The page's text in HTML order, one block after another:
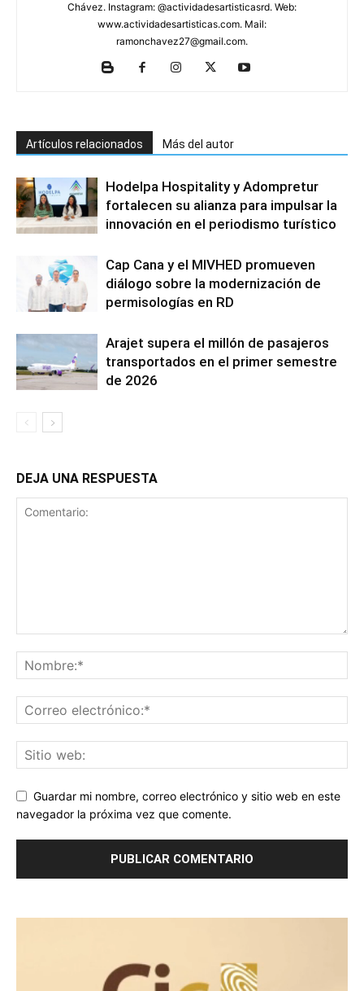
Chávez. Instagram: @actividadesartisticasrd. Web:
www.actividadesartisticas.com. Mail:
ramonchavez27@gmail.com.
Artículos relacionados Más del autor
Hodelpa Hospitality y Adompretur
fortalecen su alianza para impulsar la
innovación en el periodismo turístico
Cap Cana y el MIVHED promueven
diálogo sobre la modernización de
permisologías en RD
Arajet supera el millón de pasajeros
transportados en el primer semestre
de 2026
DEJA UNA RESPUESTA
Guardar mi nombre, correo electrónico y sitio web en este
navegador la próxima vez que comente.